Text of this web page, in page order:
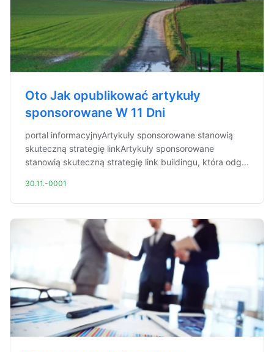
Oto Jak opublikować artykuły
sponsorowane W 11 Dni
portal informacyjnyArtykuły sponsorowane stanowią
skuteczną strategię linkArtykuły sponsorowane
stanowią skuteczną strategię link buildingu, która odg...
30.11.-0001